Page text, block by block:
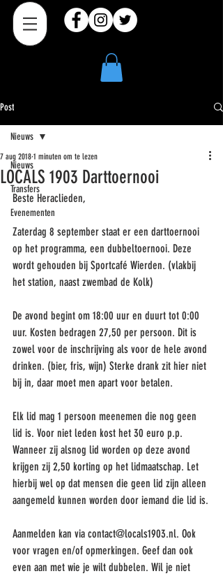
Post
Nieuws
Transfers
Evenementen
Nieuws
LOCALS 1903 Darttoernooi
7 aug 2018 1 minuten om te lezen
Beste Heraclieden,
Zaterdag 8 september staat er een darttoernooi
op het programma, een dubbeltoernooi. Deze
wordt gehouden bij Sportcafé Wierden. (vlakbij
het station, naast zwembad de Kolk)
De avond begint om 18:00 uur en duurt tot 0:00
uur. Kosten bedragen 27,50 per persoon. Dit is
zowel voor de inschrijving als voor de hele avond
drinken. (bier, fris, wijn) Sterke drank zit hier niet
bij in, daar moet men apart voor betalen.
Elk lid mag 1 persoon meenemen die nog geen
lid is. Voor niet leden kost het 30 euro p.p.
Wanneer zij alsnog lid worden op deze avond
krijgen zij 2,50 korting op het lidmaatschap. Let
hierbij wel op dat mensen die geen lid zijn alleen
aangemeld kunnen worden door iemand die lid is.
Aanmelden kan via contact@locals1903.nl. Ook
voor vragen en/of opmerkingen. Geef dan ook
even aan met wie je wilt dubbelen. Wil je niet